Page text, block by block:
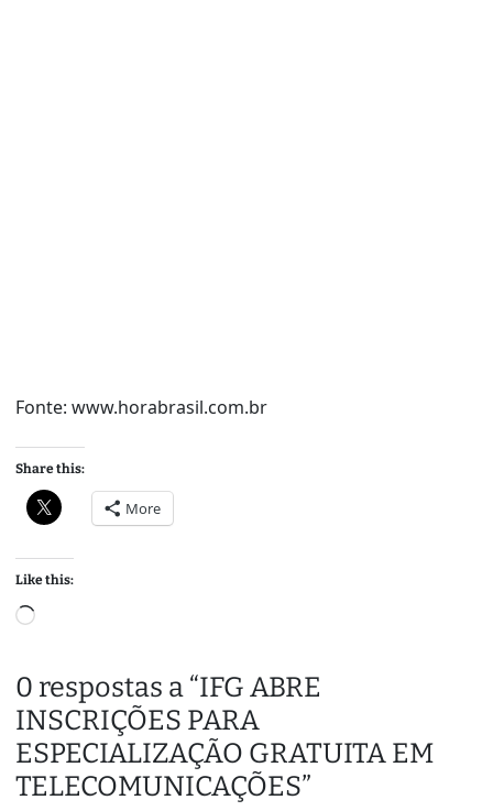
Fonte: www.horabrasil.com.br
Share this:
More
Like this:
L
d
i
n
g
…
0 respostas a “IFG ABRE
INSCRIÇÕES PARA
ESPECIALIZAÇÃO GRATUITA EM
TELECOMUNICAÇÕES”